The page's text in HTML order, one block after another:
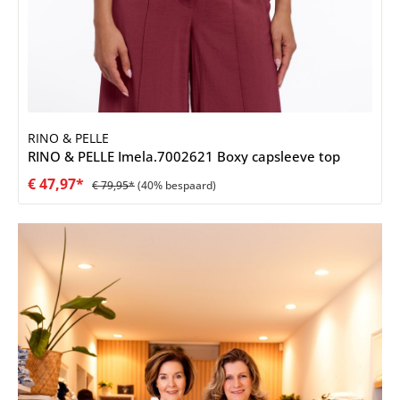
RINO & PELLE
RINO & PELLE Imela.7002621 Boxy capsleeve top
€ 47,97* € 79,95*(40% bespaard)